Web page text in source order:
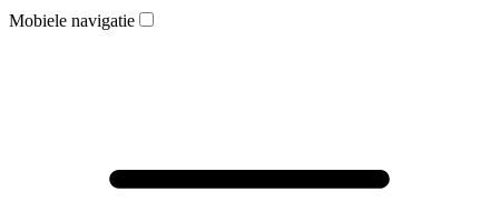
Mobiele navigatie